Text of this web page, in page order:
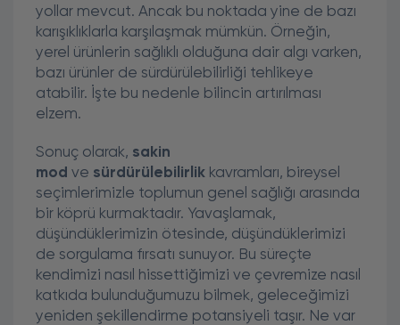
yollar mevcut. Ancak bu noktada yine de bazı
karışıklıklarla karşılaşmak mümkün. Örneğin,
yerel ürünlerin sağlıklı olduğuna dair algı varken,
bazı ürünler de sürdürülebilirliği tehlikeye
atabilir. İşte bu nedenle bilincin artırılması
elzem.
Sonuç olarak, sakin
mod ve sürdürülebilirlik kavramları, bireysel
seçimlerimizle toplumun genel sağlığı arasında
bir köprü kurmaktadır. Yavaşlamak,
düşündüklerimizin ötesinde, düşündüklerimizi
de sorgulama fırsatı sunuyor. Bu süreçte
kendimizi nasıl hissettiğimizi ve çevremize nasıl
katkıda bulunduğumuzu bilmek, geleceğimizi
yeniden şekillendirme potansiyeli taşır. Ne var